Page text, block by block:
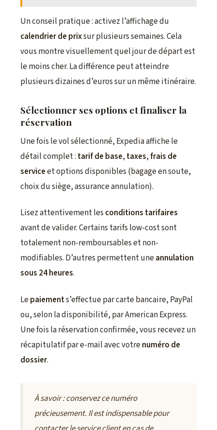
Un conseil pratique : activez l’affichage du
calendrier de prixsur plusieurs semaines. Cela
vous montre visuellement quel jour de départ est
le moins cher. La différence peut atteindre
plusieurs dizaines d’euros sur un même itinéraire.
Sélectionner ses options et finaliser la
réservation
Une fois le vol sélectionné, Expedia affiche le
détail complet : tarif de base, taxes,frais de
serviceet options disponibles (bagage en soute,
choix du siège, assurance annulation).
Lisez attentivement les conditions tarifaires
avant de valider. Certains tarifs low-cost sont
totalement non-remboursables et non-
modifiables. D’autres permettent uneannulation
sous 24 heures.
Lepaiements’effectue par carte bancaire, PayPal
ou, selon la disponibilité, par American Express.
Une fois la réservation confirmée, vous recevez un
récapitulatif par e-mail avec votrenuméro de
dossier.
À savoir : conservez ce numéro
précieusement. Il est indispensable pour